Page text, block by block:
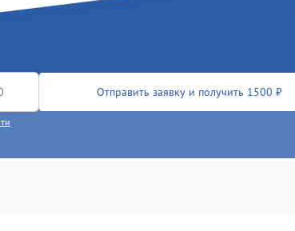
Отправить заявку и получить 1500 ₽